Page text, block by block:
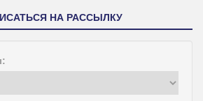
НА РАССЫЛКУ